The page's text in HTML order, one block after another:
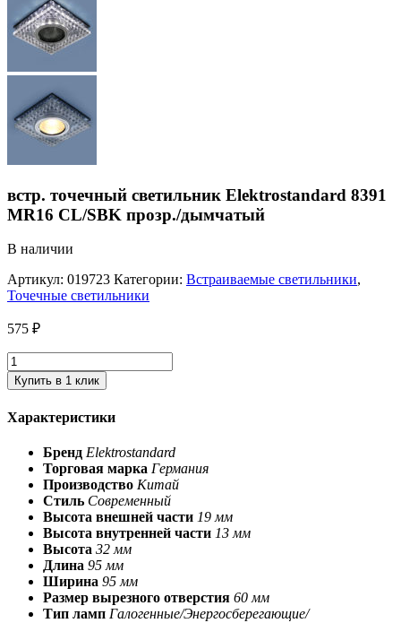
встр. точечный светильник Elektrostandard 8391
MR16 CL/SBK прозр./дымчатый
В наличии
Артикул: 019723 Категории: Встраиваемые светильники,
Точечные светильники
575 ₽
Купить в 1 клик
Характеристики
Бренд Elektrostandard
Торговая марка Германия
Производство Китай
Стиль Современный
Высота внешней части 19 мм
Высота внутренней части 13 мм
Высота 32 мм
Длина 95 мм
Ширина 95 мм
Размер вырезного отверстия 60 мм
Тип ламп Галогенные/Энергосберегающие/